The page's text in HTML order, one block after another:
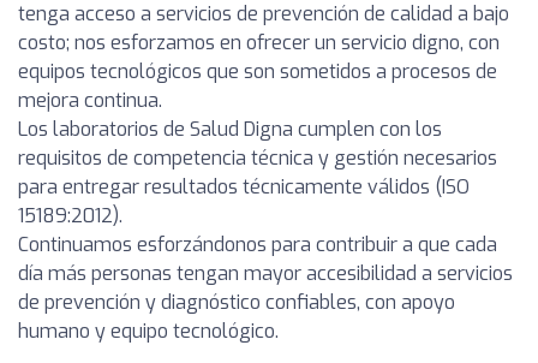
tenga acceso a servicios de prevención de calidad a bajo
costo; nos esforzamos en ofrecer un servicio digno, con
equipos tecnológicos que son sometidos a procesos de
mejora continua.
Los laboratorios de Salud Digna cumplen con los
requisitos de competencia técnica y gestión necesarios
para entregar resultados técnicamente válidos (ISO
15189:2012).
Continuamos esforzándonos para contribuir a que cada
día más personas tengan mayor accesibilidad a servicios
de prevención y diagnóstico confiables, con apoyo
humano y equipo tecnológico.